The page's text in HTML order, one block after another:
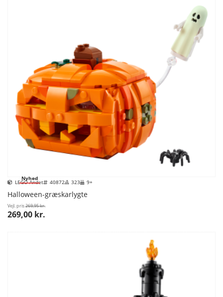
Nyhed
LEGO Andet 40872 323 9+
Halloween-græskarlygte
Vejl. pris269,95 kr.
269,00 kr.